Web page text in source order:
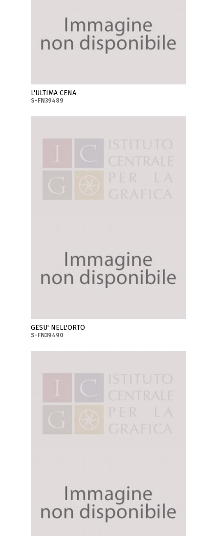
L'ULTIMA CENA
S-FN39489
GESU' NELL'ORTO
S-FN39490